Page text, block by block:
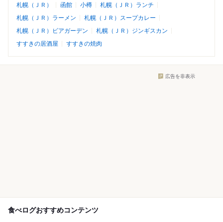
札幌（ＪＲ） 函館 小樽
札幌（ＪＲ）ランチ
札幌（ＪＲ）ラーメン
札幌（ＪＲ）スープカレー
札幌（ＪＲ）ビアガーデン
札幌（ＪＲ）ジンギスカン
すすきの居酒屋
すすきの焼肉
広告を非表示
食べログおすすめコンテンツ